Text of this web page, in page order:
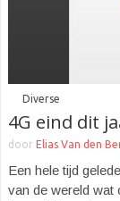
Diverse
4G eind dit
door Elias Van den
Een hele tijd
van de wereld wat